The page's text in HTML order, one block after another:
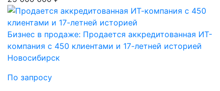
Бизнес в продаже: Продается аккредитованная ИТ-
компания с 450 клиентами и 17-летней историей
Новосибирск
По запросу